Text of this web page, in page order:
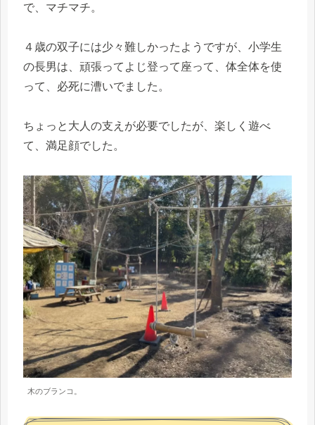
で、マチマチ。
４歳の双子には少々難しかったようですが、小学生
の長男は、頑張ってよじ登って座って、体全体を使
って、必死に漕いでました。
ちょっと大人の支えが必要でしたが、楽しく遊べ
て、満足顔でした。
木のブランコ。